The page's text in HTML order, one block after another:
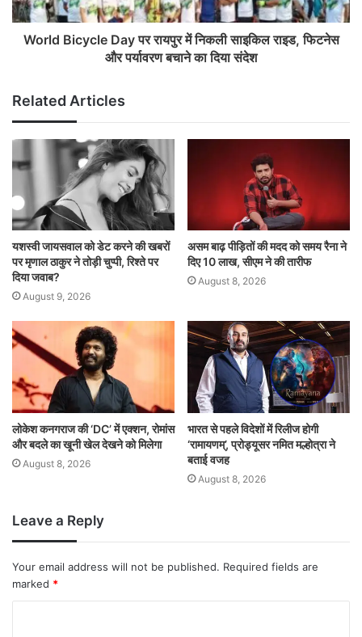
World Bicycle Day पर रायपुर में निकली साइकिल राइड, फिटनेस
और पर्यावरण बचाने का दिया संदेश
Related Articles
यशस्वी जायसवाल को डेट करने की खबरों
पर मृणाल ठाकुर ने तोड़ी चुप्पी, रिश्ते पर
दिया जवाब?
August 9, 2026
असम बाढ़ पीड़ितों की मदद को समय रैना ने
दिए 10 लाख, सीएम ने की तारीफ
August 8, 2026
लोकेश कनगराज की ‘DC’ में एक्शन, रोमांस
और बदले का खूनी खेल देखने को मिलेगा
August 8, 2026
भारत से पहले विदेशों में रिलीज होगी
‘रामायणम्’, प्रोड्यूसर नमित मल्होत्रा ने
बताई वजह
August 8, 2026
Leave a Reply
Your email address will not be published. Required fields are
marked *